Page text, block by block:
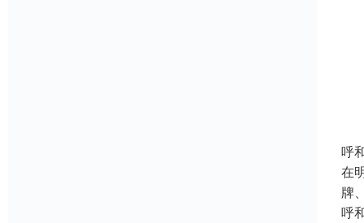
呼
在
牌
呼